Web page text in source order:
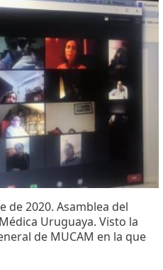
de 2020. Asamblea del
Uruguaya. Visto la
de MUCAM en la que